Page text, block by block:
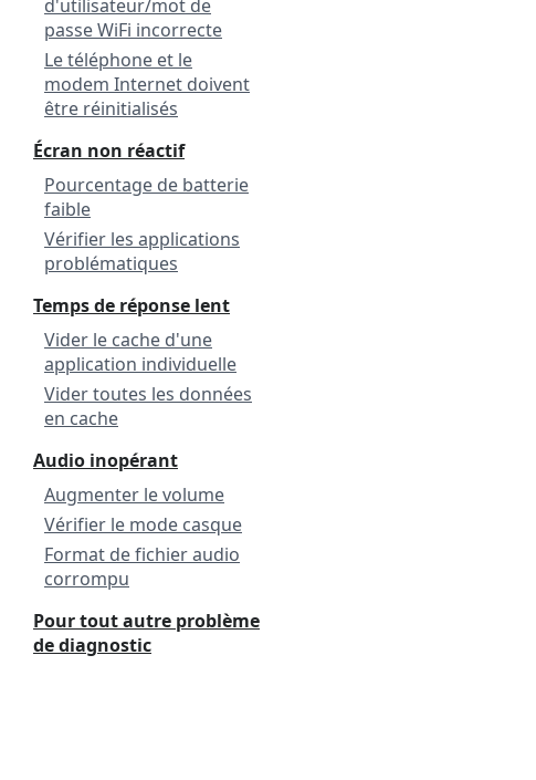
d'utilisateur/mot de
passe WiFi incorrecte
Le téléphone et le
modem Internet doivent
être réinitialisés
Écran non réactif
Pourcentage de batterie
faible
Vérifier les applications
problématiques
Temps de réponse lent
Vider le cache d'une
application individuelle
Vider toutes les données
en cache
Audio inopérant
Augmenter le volume
Vérifier le mode casque
Format de fichier audio
corrompu
Pour tout autre problème
de diagnostic